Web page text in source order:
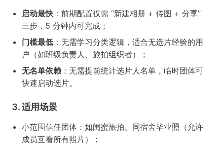
启动最快 ：前期配置仅需 “新建相册 + 传图 + 分享”
三步，5 分钟内可完成；
门槛最低 ：无需学习分类逻辑，适合无选片经验的用
户（如班级负责人、旅拍组织者）；
无名单依赖 ：无需提前统计选片人名单，临时团体可
快速启动选片。
3. 适用场景
小范围信任团体：如闺蜜旅拍、同宿舍毕业照（允许
成员互看所有照片）；